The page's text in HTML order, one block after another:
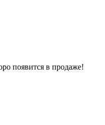
появится в продаже!